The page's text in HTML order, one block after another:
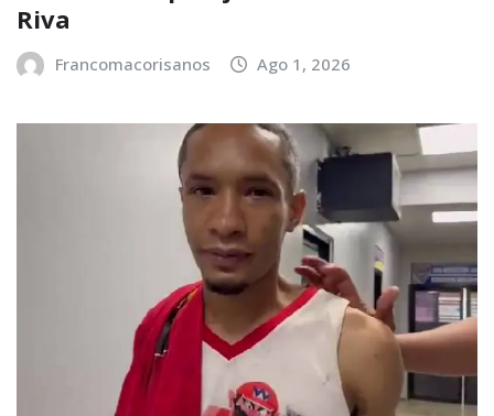
Riva
Francomacorisanos Ago 1, 2026